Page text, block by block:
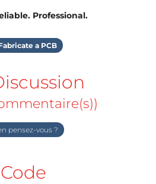
Professional.
a PCB
pensez-vous ?
Code